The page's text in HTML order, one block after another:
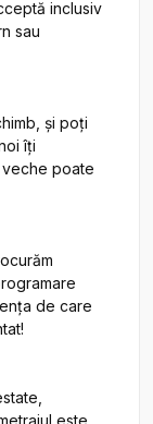
inclusiv
sau
și poți
îți
veche poate
de care